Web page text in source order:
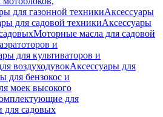
для газонной техникиАксессуары
для садовой техникиАксессуары
Моторные масла для садовой
и
для культиваторов и
воздуходувокАксессуары для
для бензокос и
моек высокого
для
для садовых